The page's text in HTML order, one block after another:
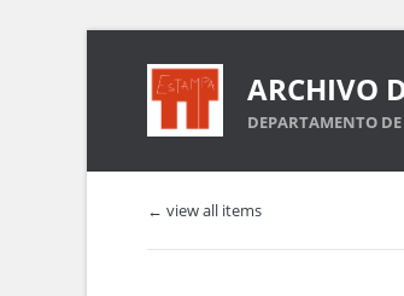
ARCHIVO
DEPARTAMENTO
← view all items